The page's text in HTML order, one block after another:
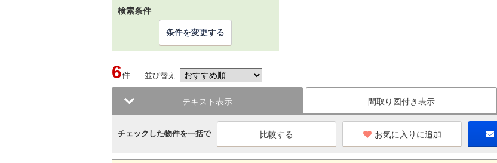
検索条件
条件を変更する
6件 並び替え
テキスト表示 間取り図付き表示
チェックした物件を一括で お気に入りに追加